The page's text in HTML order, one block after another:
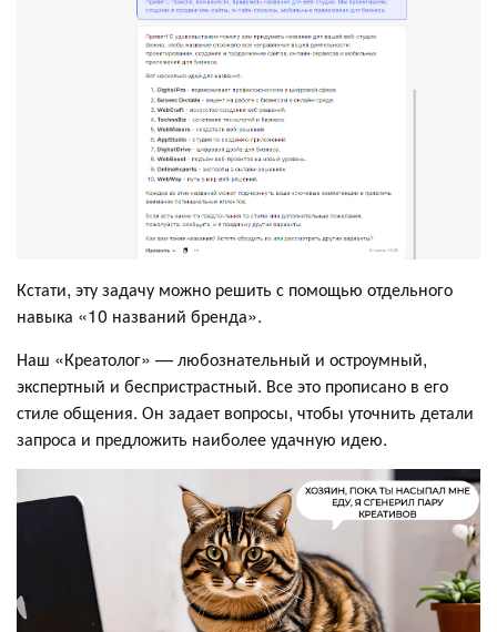
Кстати, эту задачу можно решить с помощью отдельного
навыка «10 названий бренда».
Наш «Креатолог» — любознательный и остроумный,
экспертный и беспристрастный. Все это прописано в его
стиле общения. Он задает вопросы, чтобы уточнить детали
запроса и предложить наиболее удачную идею.